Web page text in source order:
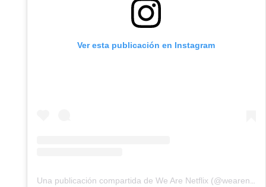
Ver esta publicación en Instagram
Una publicación compartida de We Are Netflix (@wearenetflix)